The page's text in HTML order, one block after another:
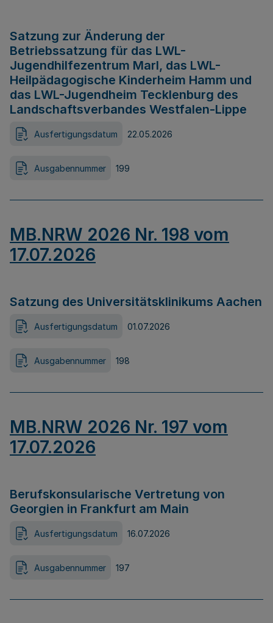
Satzung zur Änderung der
Betriebssatzung für das LWL-
Jugendhilfezentrum Marl, das LWL-
Heilpädagogische Kinderheim Hamm und
das LWL-Jugendheim Tecklenburg des
Landschaftsverbandes Westfalen-Lippe
Ausfertigungsdatum 22.05.2026
Ausgabennummer 199
MB.NRW 2026 Nr. 198 vom
17.07.2026
Satzung des Universitätsklinikums Aachen
Ausfertigungsdatum 01.07.2026
Ausgabennummer 198
MB.NRW 2026 Nr. 197 vom
17.07.2026
Berufskonsularische Vertretung von
Georgien in Frankfurt am Main
Ausfertigungsdatum 16.07.2026
Ausgabennummer 197